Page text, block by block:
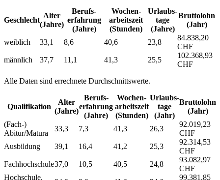
Geschlecht
Alter
(Jahre)
Berufs­
erfahrung
(Jahre)
Wochen­
arbeitszeit
(Stunden)
Urlaubs­
tage
(Jahre)
Bruttolohn
(Jahr)
weiblich 33,1 8,6 40,6 23,8
84.838,20
CHF
männlich
37,7 11,1 41,3 25,5
102.368,93
CHF
Alle Daten sind errechnete Durchschnittswerte.
Qualifikation
Alter
(Jahre)
Berufs­
erfahrung
(Jahre)
Wochen­
arbeitszeit
(Stunden)
Urlaubs­
tage
(Jahr)
Bruttolohn
(Jahr)
(Fach-)
Abitur/Matura
33,3 7,3 41,3 26,3
92.019,23
CHF
Ausbildung
39,1 16,4 41,2 25,3
92.314,53
CHF
Fachhochschule37,0 10,5 40,5 24,8
93.082,97
CHF
Hochschule,
99.381,85